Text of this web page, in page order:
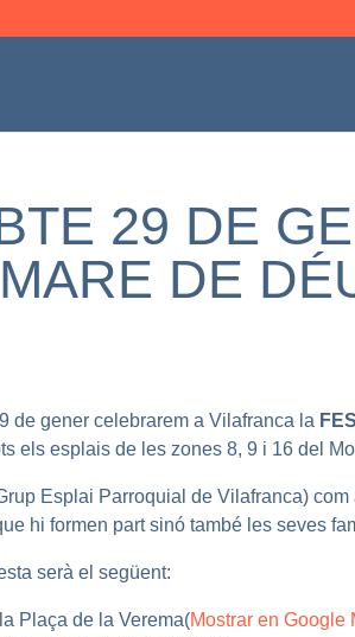
29 DE
DE
de gener celebrarem a Vilafranca la
els esplais de les zones 8, 9 i 16 del
Esplai Parroquial de Vilafranca)
hi formen part sinó també les seves
serà el següent:
Plaça de la Verema(Mostrar en Google